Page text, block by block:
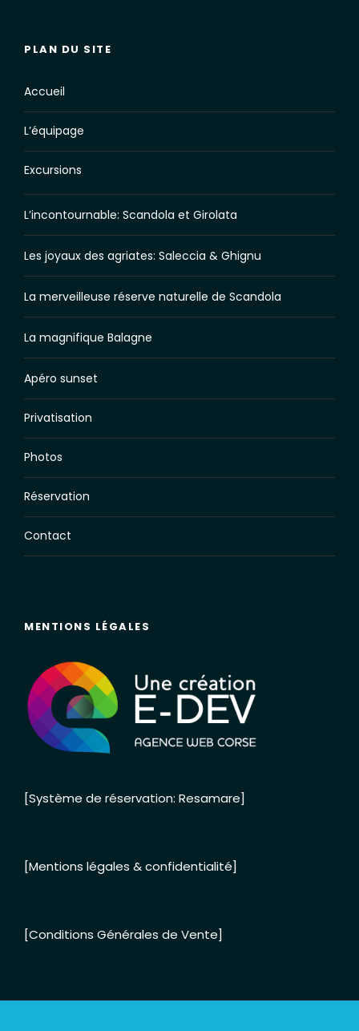
PLAN DU SITE
Accueil
L’équipage
Excursions
L’incontournable: Scandola et Girolata
Les joyaux des agriates: Saleccia & Ghignu
La merveilleuse réserve naturelle de Scandola
La magnifique Balagne
Apéro sunset
Privatisation
Photos
Réservation
Contact
MENTIONS LÉGALES
[Système de réservation: Resamare]
[Mentions légales & confidentialité]
[Conditions Générales de Vente]